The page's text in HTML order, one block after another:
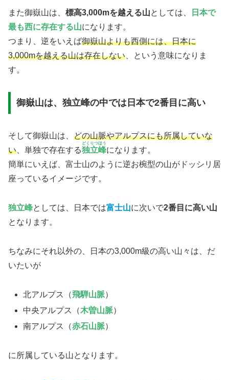
また御嶽山は、 標高3,000mを越える山としては、
日本で
最も西に存在する山になります。
つまり、逆をいえば御嶽山よりも西側には、日本に
3,000mを越える山は存在しない 、という意味になりま
す。
御嶽山は、独立峰の中では日本で2番目に高い
そして御嶽山は、 どの山脈やアルプスにも所属していな
い、単独で存在する独立峰
どくりつほう
になります。
簡単にいえば、富士山のように逆お椀型の山がドッシリ居
座っているイメージです。
独立峰としては、日本では富士山に次いで2番目に高い山
となります。
ちなみにそれ以外の、日本の3,000m級の高い山々は、だ
いたいが
北アルプス（飛騨山脈）
中央アルプス（木曽山脈）
南アルプス（赤石山脈）
に所属している山となります。